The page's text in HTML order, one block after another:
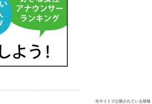
当サイトで公開されている情